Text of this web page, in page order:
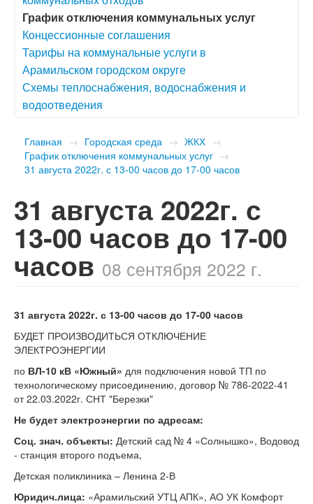
График отключения коммунальных услуг
Концессионные соглашения
Тарифы на коммунальные услуги в
Арамильском городском округе
Схемы теплоснабжения, водоснабжения и
водоотведения
Главная → Городская среда → ЖКХ →
График отключения коммунальных услуг →
​31 августа 2022г. с 13-00 часов до 17-00 часов
​31 августа 2022г. с
13-00 часов до 17-00
часов 08 сентября 2022 г.
31 августа 2022г. с 13-00 часов до 17-00 часов
БУДЕТ ПРОИЗВОДИТЬСЯ ОТКЛЮЧЕНИЕ
ЭЛЕКТРОЭНЕРГИИ
по ВЛ-10 кВ «Южный» для подключения новой ТП по
технологическому присоединению, договор № 786-2022-41
от 22.03.2022г. СНТ "Березки"
Не будет электроэнергии по адресам:
Соц. знач. объекты: Детский сад № 4 «Солнышко», Водовод
- станция второго подъема,
Детская поликлиника – Ленина 2-В
Юридич.лица: «Арамильский УТЦ АПК», АО УК Комфорт